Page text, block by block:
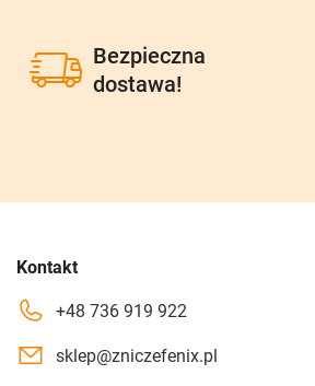
Bezpieczna
dostawa!
Kontakt
+48 736 919 922
sklep@zniczefenix.pl